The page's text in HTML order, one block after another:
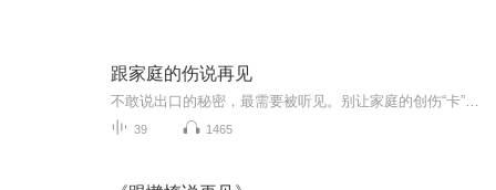
跟家庭的伤说再见
39 1465